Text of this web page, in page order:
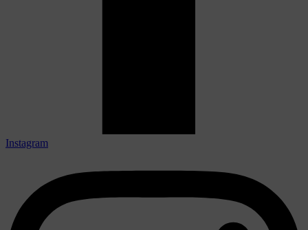
Instagram